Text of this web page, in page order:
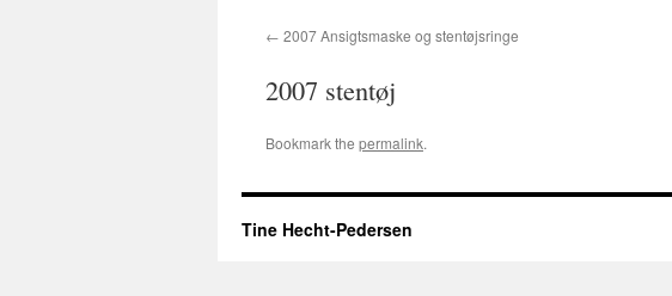
2007 Ansigtsmaske og stentøjsringe
2007 stentøj
Bookmark the permalink.
Tine Hecht-Pedersen